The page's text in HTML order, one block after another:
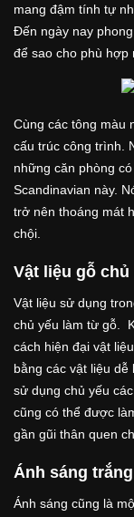
mang đậm tính tự
Đến ngày nay
để sao cho phù hợp
Cùng các tông màu
cấu trúc công trình.
những căn phòng
Scandinavian này.
trở nên thoáng mát
chội.
Vật liệu gỗ chủ
Vật liệu sử dụng
chủ yếu làm từ gỗ.
cách hiện đại vật
bằng các vật liệu
sử dụng chủ yếu
cũng có thể được
gần gũi thân quen
Ánh sáng
Ánh sáng cũng là